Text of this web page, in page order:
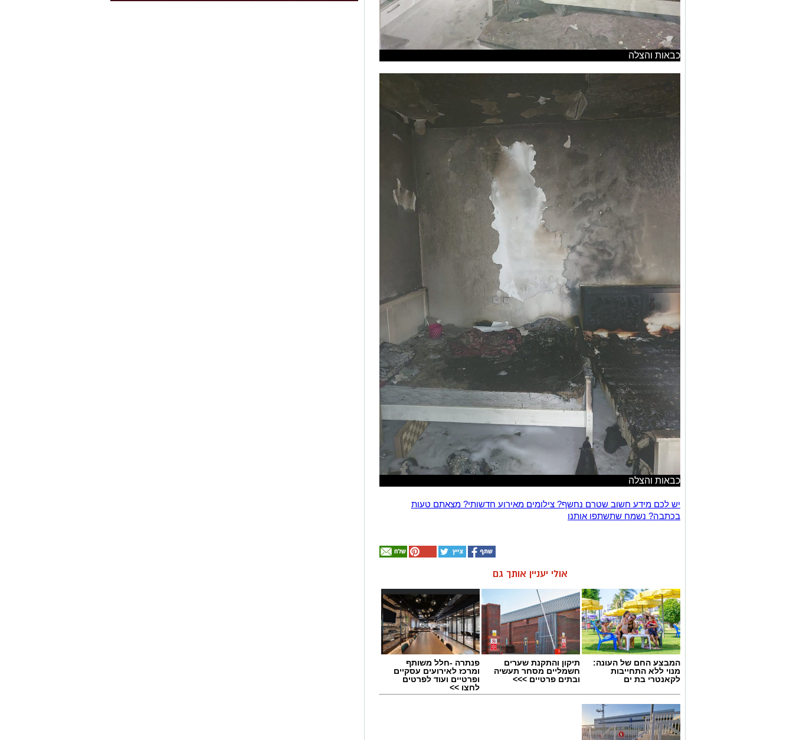
כבאות והצלה
כבאות והצלה
יש לכם מידע חשוב שטרם נחשף? צילומים מאירוע חדשותי? מצאתם טעות
בכתבה? נשמח שתשתפו אותנו
אולי יעניין אותך גם
המבצע החם של העונה:
מנוי ללא התחייבות
לקאנטרי בת ים
תיקון והתקנת שערים
חשמליים מסחר תעשיה
ובתים פרטיים >>>
פנתרה -חלל משותף
ומרכז לאירועים עסקיים
ופרטיים ועוד לפרטים
לחצו >>